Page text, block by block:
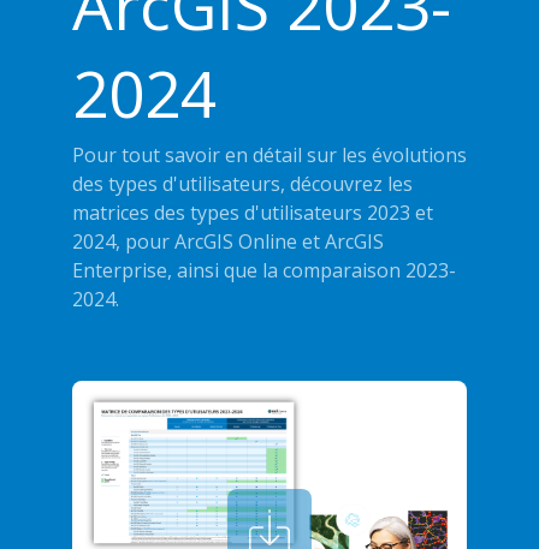
2024
Pour tout savoir en détail sur les évolutions
des types d'utilisateurs, découvrez les
matrices des types d'utilisateurs 2023 et
2024, pour ArcGIS Online et ArcGIS
Enterprise, ainsi que la comparaison 2023-
2024.